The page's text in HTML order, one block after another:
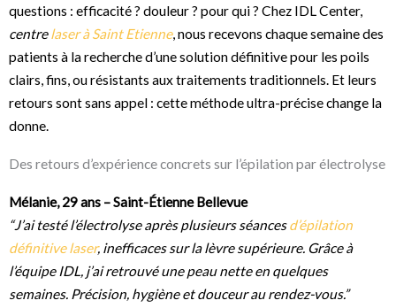
questions : efficacité ? douleur ? pour qui ? Chez IDL Center,
centrelaser à Saint Etienne, nous recevons chaque semaine des
patients à la recherche d’une solution définitive pour les poils
clairs, fins, ou résistants aux traitements traditionnels. Et leurs
retours sont sans appel : cette méthode ultra-précise change la
donne.
Des retours d’expérience concrets sur l’épilation par électrolyse
Mélanie, 29 ans – Saint-Étienne Bellevue
“J’ai testé l’électrolyse après plusieurs séancesd’épilation
définitive laser, inefficaces sur la lèvre supérieure. Grâce à
l’équipe IDL, j’ai retrouvé une peau nette en quelques
semaines. Précision, hygiène et douceur au rendez-vous.”